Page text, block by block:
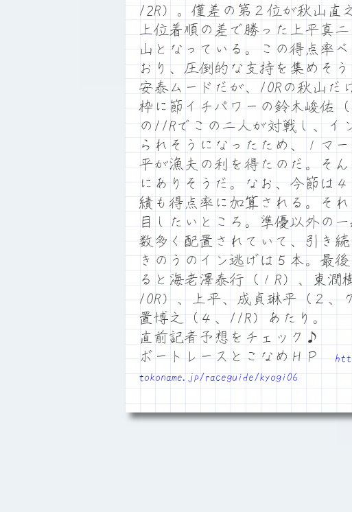
12R）。僅差の第２位が秋山直
上位着順の差で勝った上平真
山となっている。この得点率
おり、圧倒的な支持を集めそ
安泰ムードだが、10Rの秋山だ
枠に節イチパワーの鈴木峻佑
の11Rでこの二人が対戦し、
られそうになったため、１マ
平が漁夫の利を得たのだ。そ
にありそうだ。なお、今節は
績も得点率に加算される。そ
目したいところ。準優以外の
数多く配置されていて、引き
きのうのイン逃げは５本。最
ると海老澤泰行（１R）、東潤
10R）、上平、成貞琳平（２、
置博之（４、11R）あたり
直前記者予想をチェック♪
ボートレースとこなめＨＰ
tokoname.jp/raceguide/kyogi06